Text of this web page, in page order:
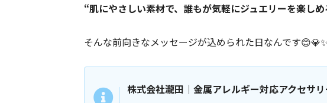
“肌にやさしい素材で、誰もが気軽にジュエリーを楽し
そんな前向きなメッセージが込められた日なんです😊💎✨
株式会社瀧田｜金属アレルギー対応アクセサ